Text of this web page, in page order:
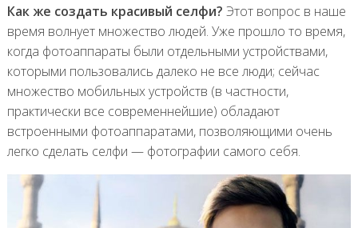
Как же создать красивый селфи? Этот вопрос в наше
время волнует множество людей. Уже прошло то время,
когда фотоаппараты были отдельными устройствами,
которыми пользовались далеко не все люди; сейчас
множество мобильных устройств (в частности,
практически все современнейшие) обладают
встроенными фотоаппаратами, позволяющими очень
легко сделать селфи — фотографии самого себя.